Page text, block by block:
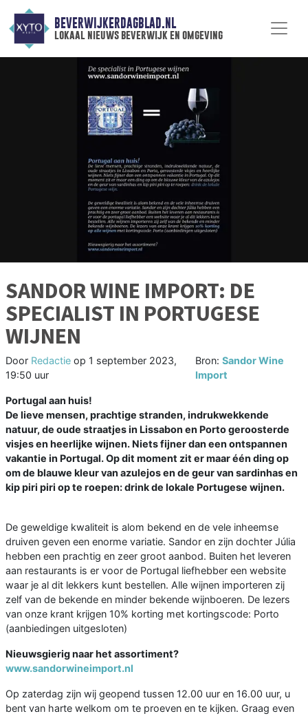
BEVERWIJKERDAGBLAD.NL
lokaal nieuws beverwijk en omgeving
SANDOR WINE IMPORT: DE
SPECIALIST IN PORTUGESE
WIJNEN
Door Redactie op 1 september 2023,
19:50 uur
Bron: Sandor Wine
Import
Portugal aan huis!
De lieve mensen, prachtige stranden, indrukwekkende
natuur, de oude straatjes in Lissabon en Porto geroosterde
visjes en heerlijke wijnen. Niets fijner dan een ontspannen
vakantie in Portugal. Op dit moment zit er maar één ding op
om de blauwe kleur van azulejos en de geur van sardinhas en
kip piri piri op te roepen: drink de lokale Portugese wijnen.
De geweldige kwaliteit is alom bekend en de vele inheemse
druiven geven een enorme variatie. Sandor en zijn dochter Júlia
hebben een prachtig en zeer groot aanbod. Buiten het leveren
aan restaurants is er voor de Portugal liefhebber een website
waar je al dit lekkers kunt bestellen. Alle wijnen importeren zij
zelf van de bekende en minder bekende wijnboeren. De lezers
van onze krant krijgen 10% korting met kortingscode: Porto
(aanbiedingen uitgesloten)
Nieuwsgierig naar het assortiment?
www.sandorwineimport.nl
Op zaterdag zijn wij geopend tussen 12.00 uur en 16.00 uur, u
bent van harte welkom om te proeven en te kijken. Graag even